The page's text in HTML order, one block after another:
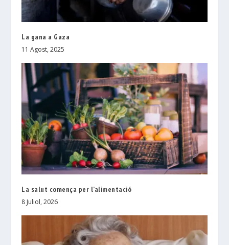
La gana a Gaza
11 Agost, 2025
La salut comença per l’alimentació
8 Juliol, 2026